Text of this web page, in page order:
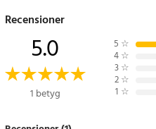
Lampan drivs via USB Type-C
tillfällen.
Kombination av ljus och ljud
Recensioner
5.0
1 betyg
5 ☆
4 ☆
3 ☆
2 ☆
1 ☆